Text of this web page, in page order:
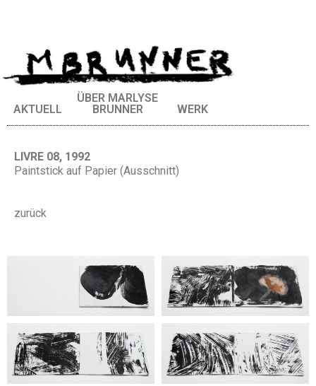
AKTUELL
ÜBER MARLYSE
BRUNNER
WERK
LIVRE 08, 1992
Paintstick auf Papier (Ausschnitt)
zurück